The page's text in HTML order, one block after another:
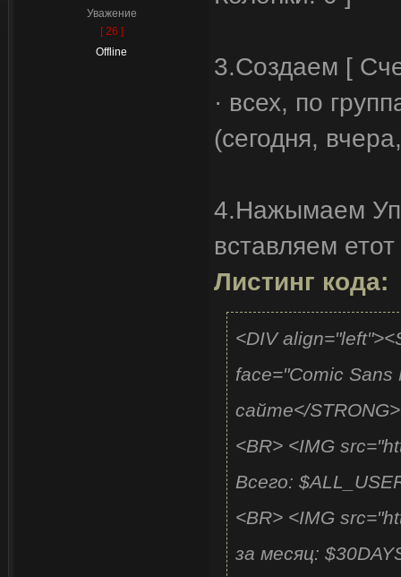
Уважение
[ 26 ]
Offline
3.Создаем [
· всех, по
(сегодня,
4.Нажымаем
вставляем етот
Листинг кода:
<DIV
face="Comic Sans
сайте</
<BR> <IMG
Всего:
<BR> <IMG
за месяц: